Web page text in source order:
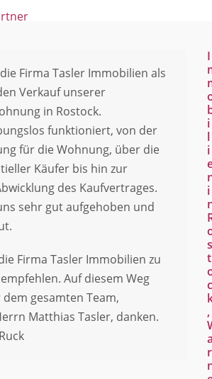
Firma Tasler Immobilien als
Verkauf unserer
in Rostock.
funktioniert, von der
für die Wohnung, über die
Käufer bis hin zur
des Kaufvertrages.
sehr gut aufgehoben und
Firma Tasler Immobilien zu
Auf diesem Weg
gesamten Team,
Matthias Tasler, danken.
I
i
l
i
i
s
t
c
,
r